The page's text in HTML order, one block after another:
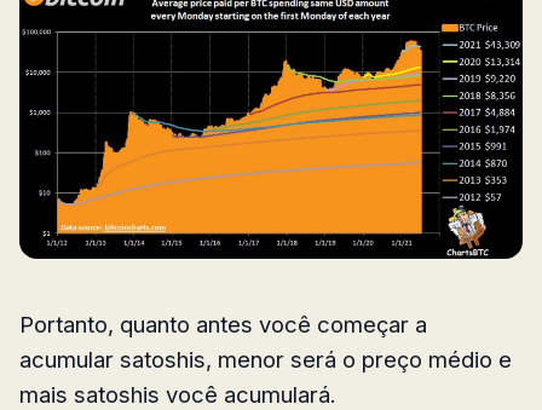
Portanto, quanto antes você começar a
acumular satoshis, menor será o preço médio e
mais satoshis você acumulará.